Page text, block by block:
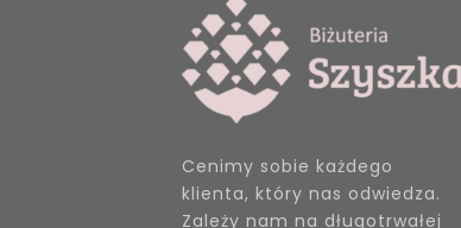
Cenimy sobie każdego
klienta, który nas odwiedza.
Zależy nam na długotrwałej